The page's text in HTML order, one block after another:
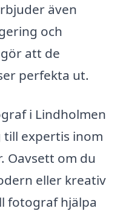
även
och
att de
perfekta ut.
i Lindholmen
till expertis inom
Oavsett om du
eller kreativ
fotograf hjälpa